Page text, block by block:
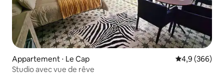
Appartement ⋅ Le Cap Évaluation
4,9 (366)
Studio avec vue de rêve